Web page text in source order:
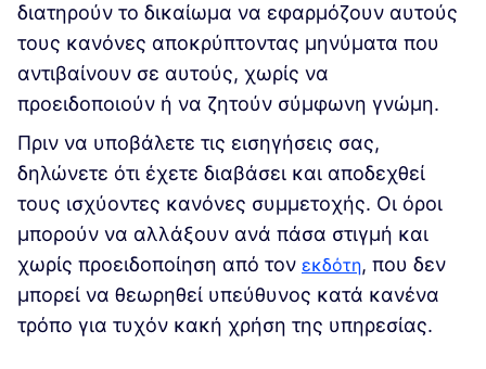
διατηρούν το δικαίωμα να εφαρμόζουν αυτούς
τους κανόνες αποκρύπτοντας μηνύματα που
αντιβαίνουν σε αυτούς, χωρίς να
προειδοποιούν ή να ζητούν σύμφωνη γνώμη.
Πριν να υποβάλετε τις εισηγήσεις σας,
δηλώνετε ότι έχετε διαβάσει και αποδεχθεί
τους ισχύοντες κανόνες συμμετοχής. Οι όροι
μπορούν να αλλάξουν ανά πάσα στιγμή και
χωρίς προειδοποίηση από τον εκδότη(Εξωτερική
(Εξωτερική
, που δεν
μπορεί να θεωρηθεί υπεύθυνος κατά κανένα
τρόπο για τυχόν κακή χρήση της υπηρεσίας.